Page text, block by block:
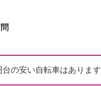
台の安い自転車はありま